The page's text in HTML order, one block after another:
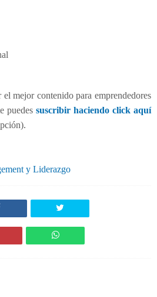
mejor contenido para emprendedores
puedes suscribir haciendo click aquí
y Liderazgo